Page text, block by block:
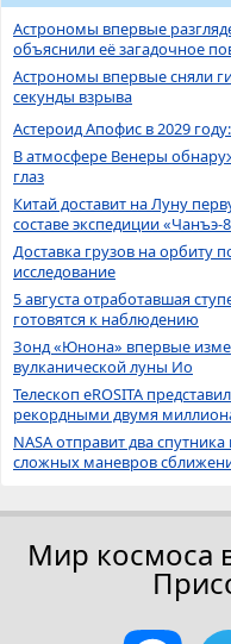
Астрономы впервые
объяснили её загадочное
Астрономы впервые сняли
секунды взрыва
Астероид Апофис в 2029
В атмосфере Венеры
глаз
Китай доставит на Луну
составе экспедиции «Чанъэ-
Доставка грузов на орбиту
исследование
5 августа отработавшая
готовятся к наблюдению
Зонд «Юнона» впервые
вулканической луны Ио
Телескоп eROSITA
рекордными двумя
NASA отправит два
сложных маневров
Мир космоса